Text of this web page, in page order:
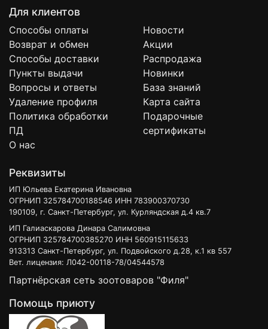
Для клиентов
Способы оплаты
Возврат и обмен
Способы доставки
Пункты выдачи
Вопросы и ответы
Удаление профиля
Политика обработки
ПД
О нас
Новости
Акции
Распродажа
Новинки
База знаний
Карта сайта
Подарочные
сертификаты
Реквизиты
ИП Юльева Екатерина Ивановна
ОГРНИП 325784700188546 ИНН 783900370730
190109, г. Санкт-Петербург, ул. Курляндская д.4 кв.7
ИП Галиаскарова Динара Салимовна
ОГРНИП 325784700385270 ИНН 560915115633
913313 Санкт-Петербург, ул. Подвойского д.28, к.1 кв 557
Вет. лицензия: Л042-00118-78/04544578
Партнёрская сеть зоотоваров "Филя"
Помощь приюту